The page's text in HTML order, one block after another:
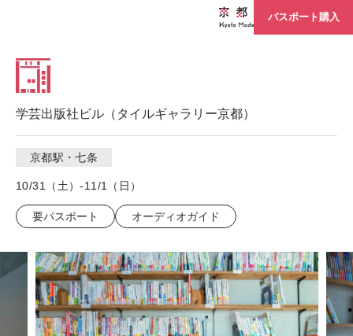
パスポート購入
学芸出版社ビル（タイルギャラリー京都）
京都駅・七条
10/31（土）-11/1（日）
要パスポート オーディオガイド